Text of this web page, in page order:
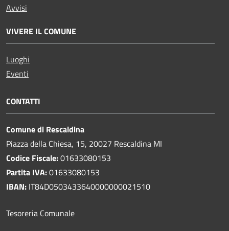
Avvisi
VIVERE IL COMUNE
Luoghi
Eventi
CONTATTI
Comune di Rescaldina
Piazza della Chiesa, 15, 20027 Rescaldina MI
Codice Fiscale:01633080153
Partita IVA:01633080153
IBAN: IT84D0503433640000000021510
Tesoreria Comunale